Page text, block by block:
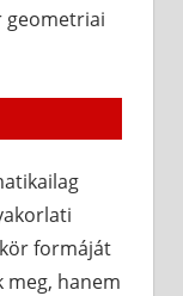
geometriai
formáját
meg, hanem